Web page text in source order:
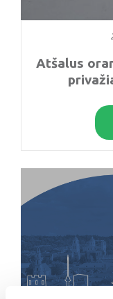
Atšalus